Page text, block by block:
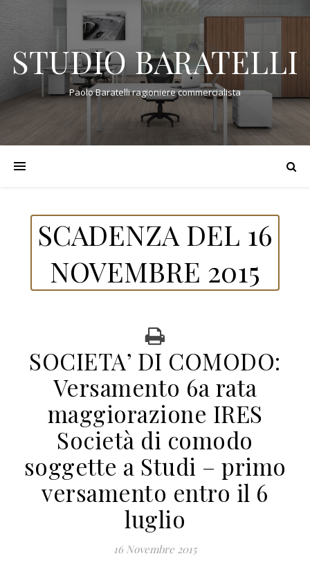
STUDIO BARATELLI
Paolo Baratelli ragioniere commercialista
SCADENZA DEL 16
NOVEMBRE 2015
SOCIETA’ DI COMODO:
Versamento 6a rata
maggiorazione IRES
Società di comodo
soggette a Studi – primo
versamento entro il 6
luglio
16 Novembre 2015